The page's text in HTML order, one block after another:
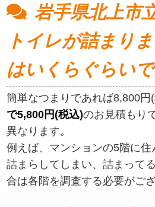
岩手県北上市
トイレが詰まり
はいくらぐらい
簡単なつまりであれば8,800円
で5,800円(税込)のお見積もり
異なります。
例えば、マンションの5階に
詰まらしてしまい、詰まって
合は各階を調査する必要がござ